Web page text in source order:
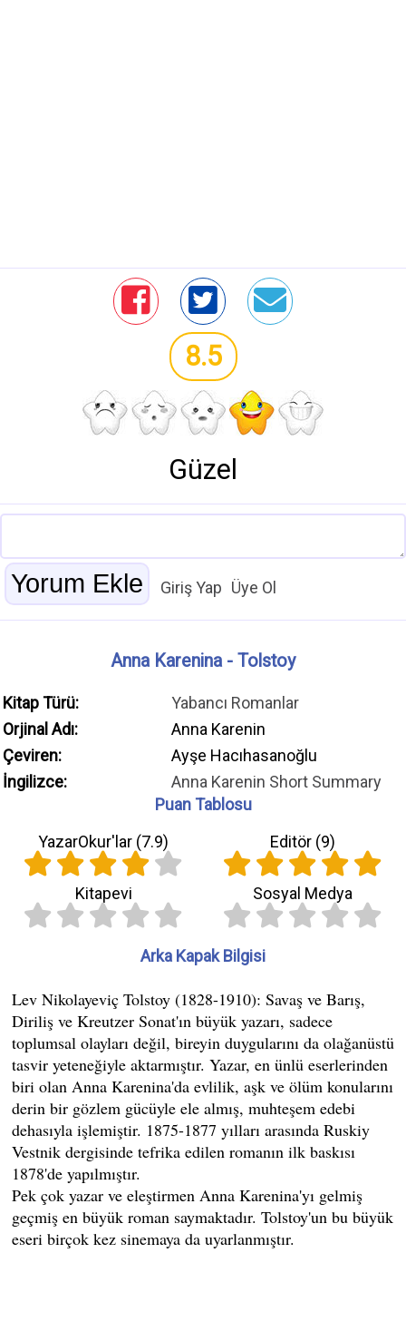
8.5
Güzel
Giriş Yap Üye Ol
Anna Karenina - Tolstoy
Kitap Türü:
Yabancı Romanlar
Orjinal Adı:
Anna Karenin
Çeviren:
Ayşe Hacıhasanoğlu
İngilizce:
Anna Karenin Short Summary
Puan Tablosu
YazarOkur'lar (7.9) Editör (9)
Kitapevi Sosyal Medya
Arka Kapak Bilgisi